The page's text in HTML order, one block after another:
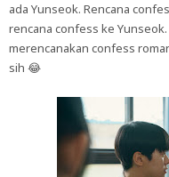
ada Yunseok. Rencana
rencana confess ke
merencanakan confess
sih 😂